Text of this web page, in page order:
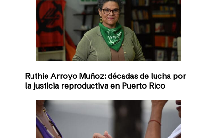
Ruthie Arroyo Muñoz: décadas de lucha por
la justicia reproductiva en Puerto Rico